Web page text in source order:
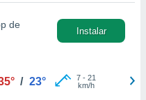
de
Instalar
/ 23° 7- 21
km/h